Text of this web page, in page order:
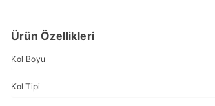
Ürün Özellikleri
Kol Boyu
Kol Tipi